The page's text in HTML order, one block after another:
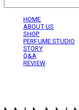
HOME
ABOUT US
SHOP
PERFUME STUDIO
STORY
Q&A
REVIEW